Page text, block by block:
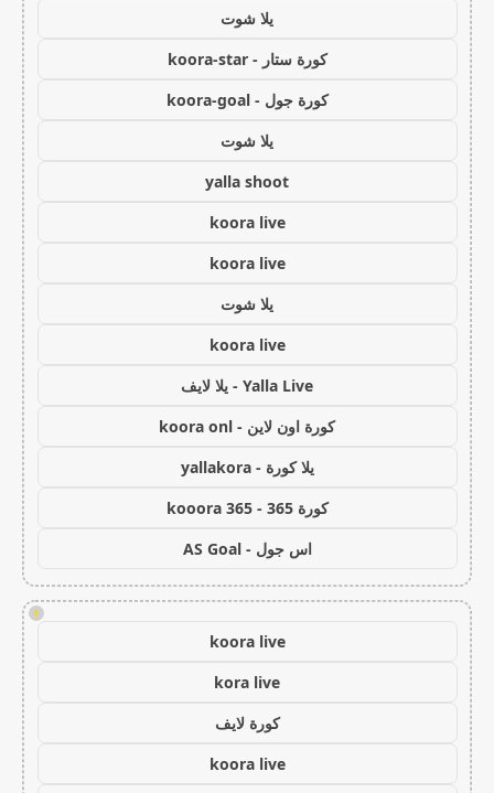
يلا شوت
كورة ستار - koora-star
كورة جول - koora-goal
يلا شوت
yalla shoot
koora live
koora live
يلا شوت
koora live
Yalla Live - يلا لايف
كورة اون لاين - koora onl
يلا كورة - yallakora
كورة 365 - kooora 365
اس جول - AS Goal
!
koora live
kora live
كورة لايف
koora live